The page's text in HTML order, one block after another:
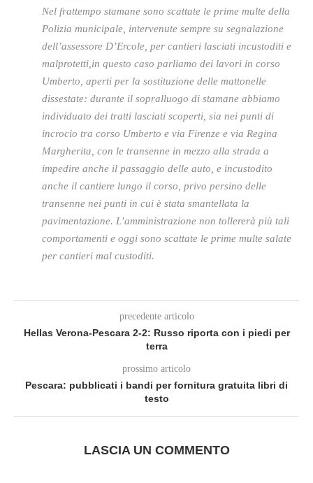
Nel frattempo stamane sono scattate le prime multe della
Polizia municipale, intervenute sempre su segnalazione
dell’assessore D’Ercole, per cantieri lasciati incustoditi e
malprotetti,in questo caso parliamo dei lavori in corso
Umberto, aperti per la sostituzione delle mattonelle
dissestate: durante il sopralluogo di stamane abbiamo
individuato dei tratti lasciati scoperti, sia nei punti di
incrocio tra corso Umberto e via Firenze e via Regina
Margherita, con le transenne in mezzo alla strada a
impedire anche il passaggio delle auto, e incustodito
anche il cantiere lungo il corso, privo persino delle
transenne nei punti in cui è stata smantellata la
pavimentazione. L’amministrazione non tollererà più tali
comportamenti e oggi sono scattate le prime multe salate
per cantieri mal custoditi.
precedente articolo
Hellas Verona-Pescara 2-2: Russo riporta con i piedi per
terra
prossimo articolo
Pescara: pubblicati i bandi per fornitura gratuita libri di
testo
LASCIA UN COMMENTO